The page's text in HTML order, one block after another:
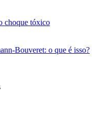
choque tóxico
Bouveret: o que é isso?